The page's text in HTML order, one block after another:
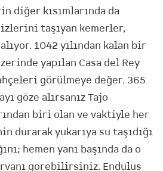
diğer kısımlarında da
taşıyan kemerler,
1042 yılından kalan bir
yapılan Casa del Rey
görülmeye değer. 365
göze alırsanız Tajo
biri olan ve vaktiyle her
durarak yukarıya su taşıdığı
hemen yanı başında da o
görebilirsiniz. Endülüs